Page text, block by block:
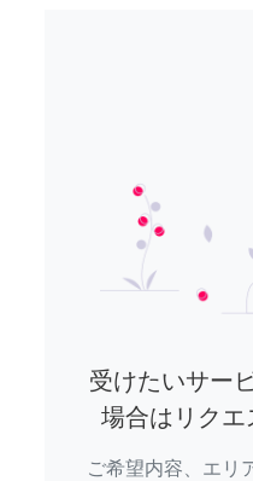
受けたいサー
場合はリクエ
ご希望内容、エリ